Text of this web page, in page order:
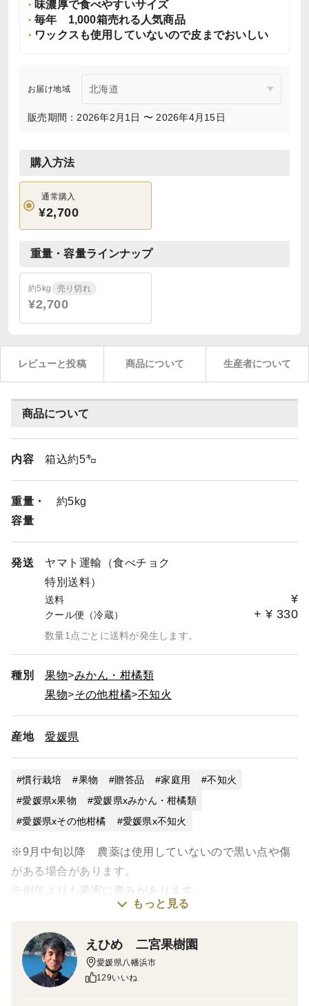
味濃厚で食べやすいサイズ
毎年 1,000箱売れる人気商品
ワックスも使用していないので皮までおいしい
お届け地域
販売期間：2026年2月1日 〜 2026年4月15日
購入方法
通常購入
¥2,700
重量・容量ラインナップ
約5kg 売り切れ
¥2,700
レビューと投稿 商品について 生産者について
商品について
内容 箱込約5㌔
重量・
容量
約5kg
発送
ヤマト運輸（食べチョク
特別送料）
送料 ¥
クール便（冷蔵） + ¥ 330
数量1点ごとに送料が発生します。
種別 果物
みかん・柑橘類
果物
その他柑橘 不知火
産地 愛媛県
慣行栽培 果物 贈答品 家庭用
不知火
愛媛県x果物
愛媛県xみかん・柑橘類
愛媛県xその他柑橘
愛媛県x不知火
※9月中旬以降 農薬は使用していないので黒い点や傷
がある場合があります。
※例年よりも果実に青みがあります。
※輸入果物のようにワックス、収穫後に防腐剤、防カビ
1㌔当たり3から8玉目安です
もっと見る
えひめ 二宮果樹園
愛媛県八幡浜市
129いいね